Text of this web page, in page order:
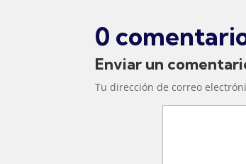
0
Enviar un
Tu dirección de correo